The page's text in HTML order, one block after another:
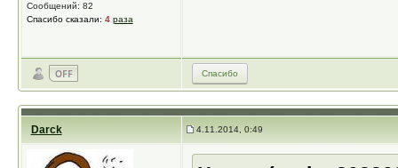
Сообщений: 82
Спасибо сказали: 4 раза
Спасибо
Darck 4.11.2014, 0:49